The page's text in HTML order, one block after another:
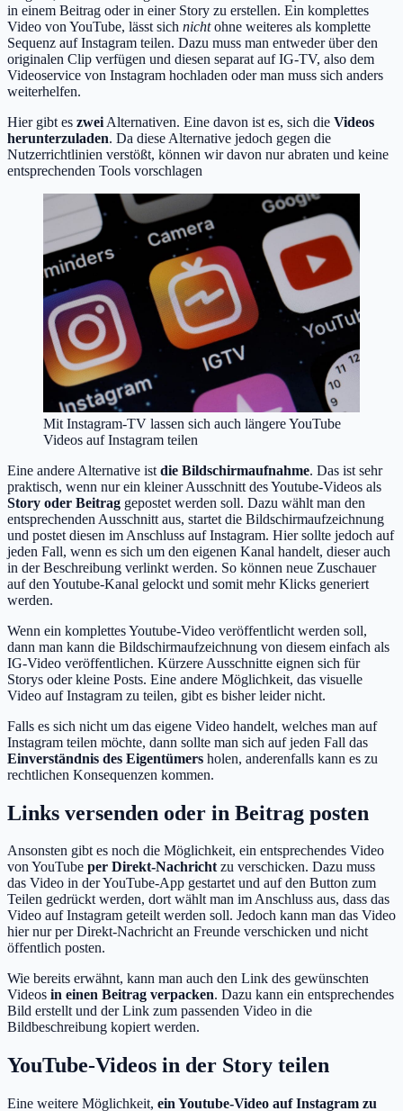
in einem Beitrag oder in einer Story zu erstellen. Ein komplettes
Video von YouTube, lässt sich nichtohne weiteres als komplette
Sequenz auf Instagram teilen. Dazu muss man entweder über den
originalen Clip verfügen und diesen separat auf IG-TV, also dem
Videoservice von Instagram hochladen oder man muss sich anders
weiterhelfen.
Hier gibt es zwei Alternativen. Eine davon ist es, sich die Videos
herunterzuladen. Da diese Alternative jedoch gegen die
Nutzerrichtlinien verstößt, können wir davon nur abraten und keine
entsprechenden Tools vorschlagen
Mit Instagram-TV lassen sich auch längere YouTube
Videos auf Instagram teilen
Eine andere Alternative ist die Bildschirmaufnahme. Das ist sehr
praktisch, wenn nur ein kleiner Ausschnitt des Youtube-Videos als
Story oder Beitrag gepostet werden soll. Dazu wählt man den
entsprechenden Ausschnitt aus, startet die Bildschirmaufzeichnung
und postet diesen im Anschluss auf Instagram. Hier sollte jedoch auf
jeden Fall, wenn es sich um den eigenen Kanal handelt, dieser auch
in der Beschreibung verlinkt werden. So können neue Zuschauer
auf den Youtube-Kanal gelockt und somit mehr Klicks generiert
werden.
Wenn ein komplettes Youtube-Video veröffentlicht werden soll,
dann man kann die Bildschirmaufzeichnung von diesem einfach als
IG-Video veröffentlichen. Kürzere Ausschnitte eignen sich für
Storys oder kleine Posts. Eine andere Möglichkeit, das visuelle
Video auf Instagram zu teilen, gibt es bisher leider nicht.
Falls es sich nicht um das eigene Video handelt, welches man auf
Instagram teilen möchte, dann sollte man sich auf jeden Fall das
Einverständnis des Eigentümers holen, anderenfalls kann es zu
rechtlichen Konsequenzen kommen.
Links versenden oder in Beitrag posten
Ansonsten gibt es noch die Möglichkeit, ein entsprechendes Video
von YouTube per Direkt-Nachrichtzu verschicken. Dazu muss
das Video in der YouTube-App gestartet und auf den Button zum
Teilen gedrückt werden, dort wählt man im Anschluss aus, dass das
Video auf Instagram geteilt werden soll. Jedoch kann man das Video
hier nur per Direkt-Nachricht an Freunde verschicken und nicht
öffentlich posten.
Wie bereits erwähnt, kann man auch den Link des gewünschten
Videos in einen Beitrag verpacken. Dazu kann ein entsprechendes
Bild erstellt und der Link zum passenden Video in die
Bildbeschreibung kopiert werden.
YouTube-Videos in der Story teilen
Eine weitere Möglichkeit, ein Youtube-Video auf Instagram zu